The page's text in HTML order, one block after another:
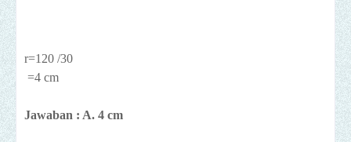
r=120 /30
=4 cm
Jawaban : A. 4 cm